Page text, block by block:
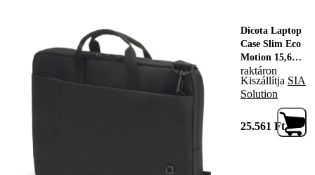
Dicota Laptop
Case Slim Eco
Motion 15,6"
Black, 201956,
Notebook táska
raktáron
Kiszállítja SIA
Solution
25.561 Ft